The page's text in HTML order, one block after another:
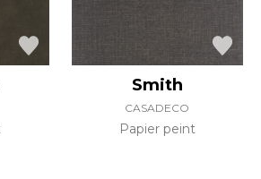
Smith
CASADECO
Papier peint